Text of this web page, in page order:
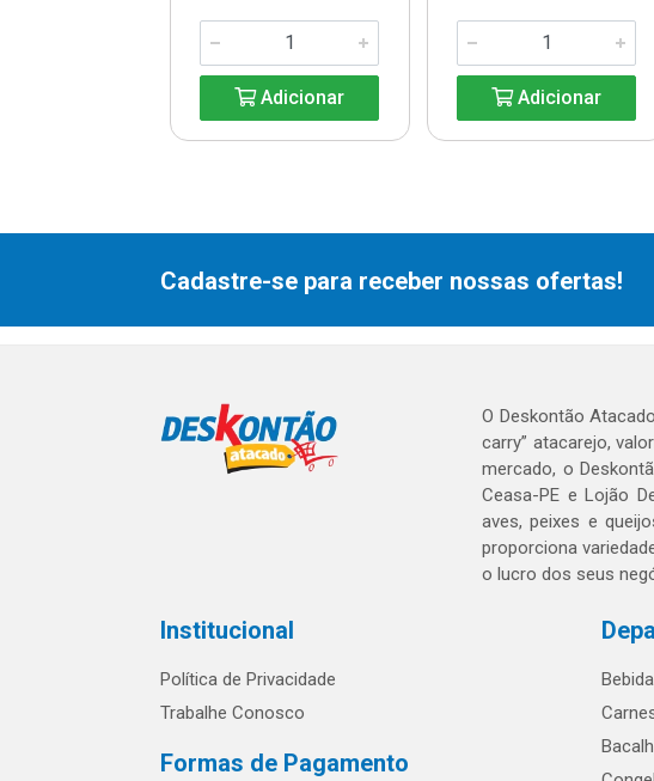
Adicionar Adicionar
Cadastre-se para receber nossas ofertas!
O Deskontão
carry” atacarejo,
mercado, o
Ceasa-PE e Lojão
aves, peixes e
proporciona
o lucro dos seus
Institucional
Política de Privacidade
Trabalhe Conosco
Formas de Pagamento